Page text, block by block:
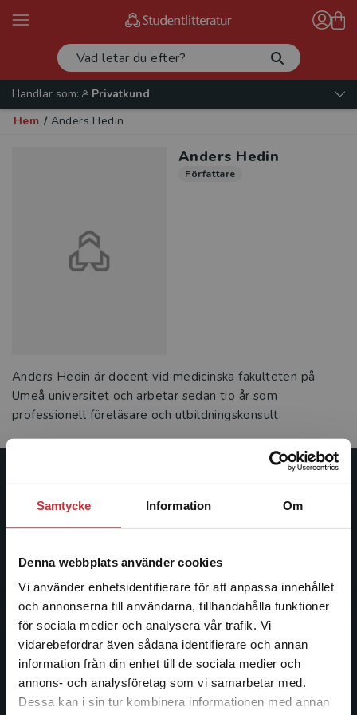
Samtycke Information Om
Denna webbplats använder cookies
Vi använder enhetsidentifierare för att anpassa innehållet
och annonserna till användarna, tillhandahålla funktioner
för sociala medier och analysera vår trafik. Vi
vidarebefordrar även sådana identifierare och annan
information från din enhet till de sociala medier och
annons- och analysföretag som vi samarbetar med.
Dessa kan i sin tur kombinera informationen med annan
Begränsad fraktregion
Handlar som:
Privatkund
Hem / Anders Hedin
Anders Hedin
Författare
Anders Hedin är docent vid medicinska fakulteten på
Umeå universitet och arbetar sedan tio år som
professionell föreläsare och utbildningskonsult.
Studentlitteratur
Studentlitteratur grundades 1963 och är idag Sveriges
facklitteratur, utbildningar och digitala
informationstjänster i utbudet, finns Studentlitteratur med
längs hela kunskapsresan.
Kontakta oss
Kontakta oss